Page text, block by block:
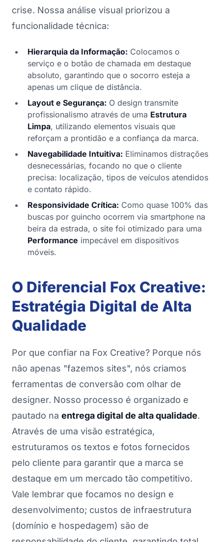
crise. Nossa análise visual priorizou a
funcionalidade técnica:
Hierarquia da Informação: Colocamos o
serviço e o botão de chamada em destaque
absoluto, garantindo que o socorro esteja a
apenas um clique de distância.
Layout e Segurança: O design transmite
profissionalismo através de uma Estrutura
Limpa, utilizando elementos visuais que
reforçam a prontidão e a confiança da marca.
Navegabilidade Intuitiva: Eliminamos distrações
desnecessárias, focando no que o cliente
precisa: localização, tipos de veículos atendidos
e contato rápido.
Responsividade Crítica: Como quase 100% das
buscas por guincho ocorrem via smartphone na
beira da estrada, o site foi otimizado para uma
Performance impecável em dispositivos
móveis.
O Diferencial Fox Creative:
Estratégia Digital de Alta
Qualidade
Por que confiar na Fox Creative? Porque nós
não apenas "fazemos sites", nós criamos
ferramentas de conversão com olhar de
designer. Nosso processo é organizado e
pautado na entrega digital de alta qualidade.
Através de uma visão estratégica,
estruturamos os textos e fotos fornecidos
pelo cliente para garantir que a marca se
destaque em um mercado tão competitivo.
Vale lembrar que focamos no design e
desenvolvimento; custos de infraestrutura
(domínio e hospedagem) são de